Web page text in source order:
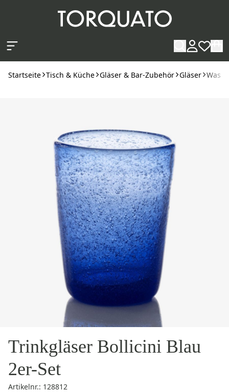
Startseite Tisch & Küche Gläser & Bar-Zubehör Gläser
Trinkgläser Bollicini Blau
2er-Set
Artikelnr.: 128812